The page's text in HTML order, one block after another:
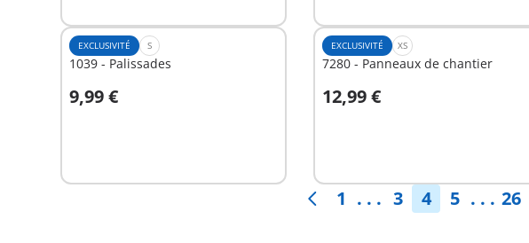
EXCLUSIVITÉ S
1039 - Palissades
9,99 €
Au panier
EXCLUSIVITÉ XS
7280 - Panneaux de chantier
12,99 €
Au panier
1 . . . 3 4 5 . . . 26